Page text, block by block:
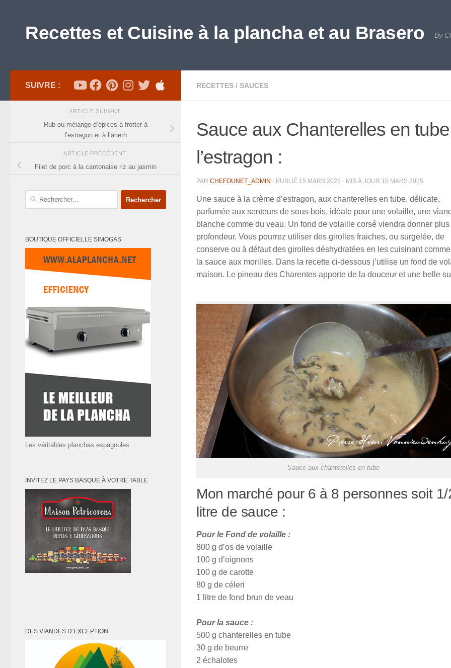
Recettes et Cuisine à la plancha et au Brasero By
RECETTES / SAUCES
Sauce aux Chanterelles en
l’estragon :
PAR CHEFOUNET_ADMIN · PUBLIÉ 15 MARS 2025 · MIS À JOUR 15 MARS 2025
Une sauce à la crème d’estragon, aux chanterelles en tube, délicate,
parfumée aux senteurs de sous-bois, idéale pour une volaille, une
blanche comme du veau. Un fond de volaille corsé viendra donner plus
profondeur. Vous pourrez utiliser des girolles fraiches, ou surgelée, de
conserve ou à défaut des girolles déshydratées en les cuisinant
la sauce aux morilles. Dans la recette ci-dessous j’utilise un fond de
maison. Le pineau des Charentes apporte de la douceur et une belle
Sauce aux chanterelles en tube
Mon marché pour 6 à 8 personnes soit 1/
litre de sauce :
Pour le Fond de volaille :
800 g d’os de volaille
100 g d’oignons
100 g de carotte
80 g de céleri
1 litre de fond brun de veau
Pour la sauce :
500 g chanterelles en tube
30 g de beurre
2 échalotes
SUIVRE :
ARTICLE SUIVANT
Rub ou mélange d’épices à frotter à
l’estragon et à l’aneth
ARTICLE PRÉCÉDENT
Filet de porc à la cantonaise riz au jasmin
Rechercher :
BOUTIQUE OFFICIELLE SIMOGAS
Les véritables planchas espagnoles
INVITEZ LE PAYS BASQUE À VOTRE TABLE
DES VIANDES D’EXCEPTION